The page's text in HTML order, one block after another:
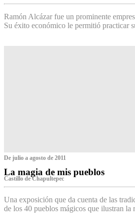
Ramón Alcázar fue un prominente
Su éxito económico le permitió practicar
De julio a agosto de 2011
La magia de mis pueblos
Castillo de Chapultepec
Una exposición que da cuenta de las
de los 40 pueblos mágicos que ilustran